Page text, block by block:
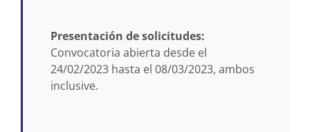
Presentación de solicitudes:
Convocatoria abierta desde el
24/02/2023 hasta el 08/03/2023, ambos
inclusive.